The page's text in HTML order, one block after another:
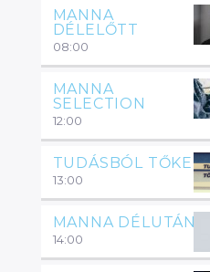
MANNA
DÉLELŐTT
08:00
MANNA
SELECTION
12:00
TUDÁSBÓL TŐKE
13:00
MANNA DÉLUTÁN
14:00